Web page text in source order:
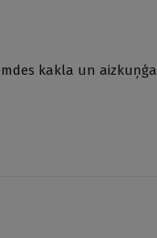
kakla un aizkuņģa